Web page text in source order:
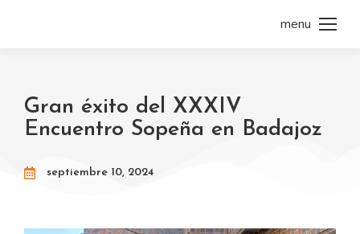
menu
Gran éxito del XXXIV
Encuentro Sopeña en Badajoz
septiembre 10, 2024